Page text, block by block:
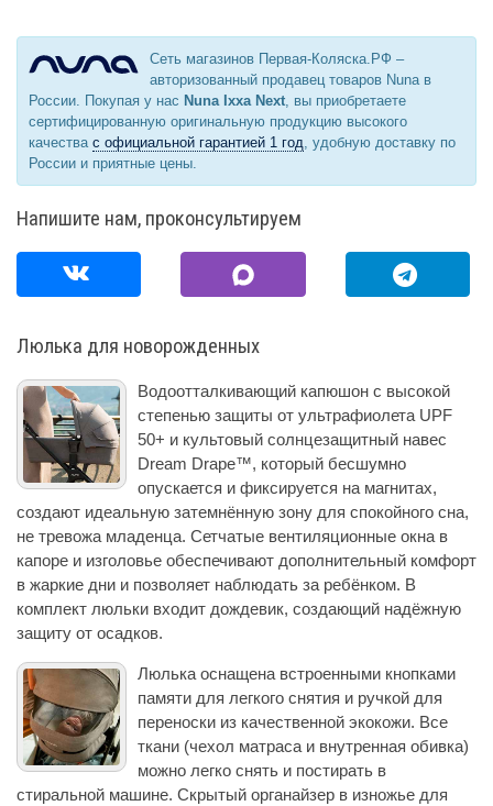
Сеть магазинов Первая-Коляска.РФ –
авторизованный продавец товаров Nuna в
России. Покупая у нас Nuna Ixxa Next, вы приобретаете
сертифицированную оригинальную продукцию высокого
качества с официальной гарантией 1 год, удобную доставку по
России и приятные цены.
Напишите нам, проконсультируем
Люлька для новорожденных
Водоотталкивающий капюшон с высокой
степенью защиты от ультрафиолета UPF
50+ и культовый солнцезащитный навес
Dream Drape™, который бесшумно
опускается и фиксируется на магнитах,
создают идеальную затемнённую зону для спокойного сна,
не тревожа младенца. Сетчатые вентиляционные окна в
капоре и изголовье обеспечивают дополнительный комфорт
в жаркие дни и позволяет наблюдать за ребёнком. В
комплект люльки входит дождевик, создающий надёжную
защиту от осадков.
Люлька оснащена встроенными кнопками
памяти для легкого снятия и ручкой для
переноски из качественной экокожи. Все
ткани (чехол матраса и внутренная обивка)
можно легко снять и постирать в
стиральной машине. Скрытый органайзер в изножье для